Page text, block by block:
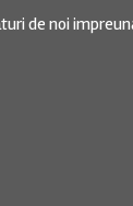
de noi